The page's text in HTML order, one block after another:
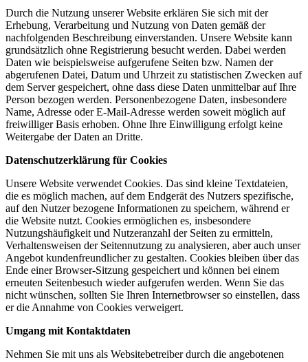
Durch die Nutzung unserer Website erklären Sie sich mit der
Erhebung, Verarbeitung und Nutzung von Daten gemäß der
nachfolgenden Beschreibung einverstanden. Unsere Website kann
grundsätzlich ohne Registrierung besucht werden. Dabei werden
Daten wie beispielsweise aufgerufene Seiten bzw. Namen der
abgerufenen Datei, Datum und Uhrzeit zu statistischen Zwecken auf
dem Server gespeichert, ohne dass diese Daten unmittelbar auf Ihre
Person bezogen werden. Personenbezogene Daten, insbesondere
Name, Adresse oder E-Mail-Adresse werden soweit möglich auf
freiwilliger Basis erhoben. Ohne Ihre Einwilligung erfolgt keine
Weitergabe der Daten an Dritte.
Datenschutzerklärung für Cookies
Unsere Website verwendet Cookies. Das sind kleine Textdateien,
die es möglich machen, auf dem Endgerät des Nutzers spezifische,
auf den Nutzer bezogene Informationen zu speichern, während er
die Website nutzt. Cookies ermöglichen es, insbesondere
Nutzungshäufigkeit und Nutzeranzahl der Seiten zu ermitteln,
Verhaltensweisen der Seitennutzung zu analysieren, aber auch unser
Angebot kundenfreundlicher zu gestalten. Cookies bleiben über das
Ende einer Browser-Sitzung gespeichert und können bei einem
erneuten Seitenbesuch wieder aufgerufen werden. Wenn Sie das
nicht wünschen, sollten Sie Ihren Internetbrowser so einstellen, dass
er die Annahme von Cookies verweigert.
Umgang mit Kontaktdaten
Nehmen Sie mit uns als Websitebetreiber durch die angebotenen